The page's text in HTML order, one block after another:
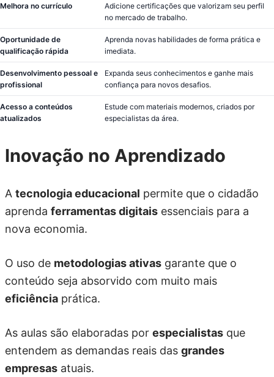
Melhora no currículo
Adicione certificações que valorizam seu perfil
no mercado de trabalho.
Oportunidade de
qualificação rápida
Aprenda novas habilidades de forma prática e
imediata.
Desenvolvimento pessoal e
profissional
Expanda seus conhecimentos e ganhe mais
confiança para novos desafios.
Acesso a conteúdos
atualizados
Estude com materiais modernos, criados por
especialistas da área.
Inovação no Aprendizado
A tecnologia educacional permite que o cidadão
aprenda ferramentas digitais essenciais para a
nova economia.
O uso de metodologias ativas garante que o
conteúdo seja absorvido com muito mais
eficiência prática.
As aulas são elaboradas por especialistas que
entendem as demandas reais das grandes
empresas atuais.